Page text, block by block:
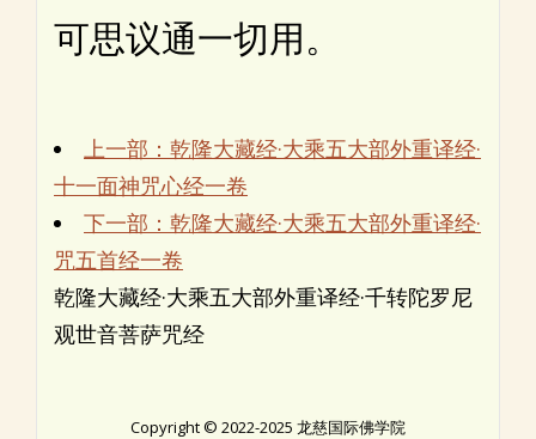
可思议通一切用。
上一部：乾隆大藏经·大乘五大部外重译经·
十一面神咒心经一卷
下一部：乾隆大藏经·大乘五大部外重译经·
咒五首经一卷
乾隆大藏经·大乘五大部外重译经·千转陀罗尼
观世音菩萨咒经
Copyright © 2022-2025 龙慈国际佛学院